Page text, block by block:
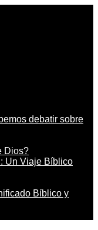
debatir sobre
Dios?
Un Viaje Bíblico
Bíblico y